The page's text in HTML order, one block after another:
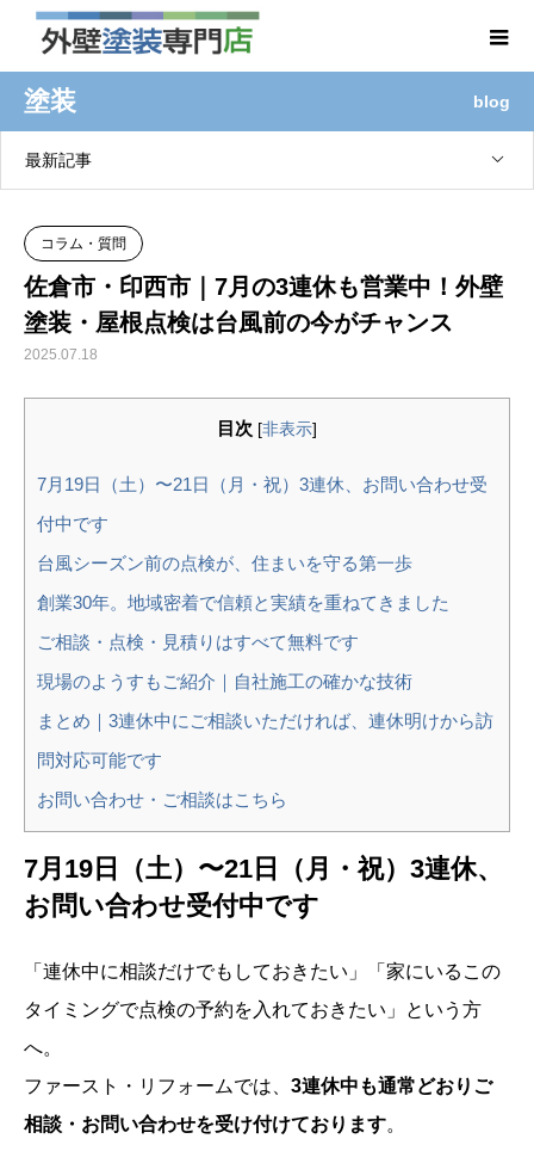
塗装 blog
最新記事
コラム・質問
佐倉市・印西市｜7月の3連休も営業中！外壁
塗装・屋根点検は台風前の今がチャンス
2025.07.18
目次 [非表示]
7月19日（土）〜21日（月・祝）3連休、お問い合わせ受
付中です
台風シーズン前の点検が、住まいを守る第一歩
創業30年。地域密着で信頼と実績を重ねてきました
ご相談・点検・見積りはすべて無料です
現場のようすもご紹介｜自社施工の確かな技術
まとめ｜3連休中にご相談いただければ、連休明けから訪
問対応可能です
お問い合わせ・ご相談はこちら
7月19日（土）〜21日（月・祝）3連休、
お問い合わせ受付中です
「連休中に相談だけでもしておきたい」「家にいるこの
タイミングで点検の予約を入れておきたい」という方
へ。
ファースト・リフォームでは、 3連休中も通常どおりご
相談・お問い合わせを受け付けております。